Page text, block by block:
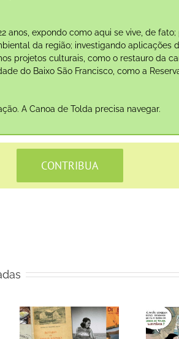
anos, expondo como aqui se vive, de
da região; investigando aplicações
projetos culturais, como o restauro da
do Baixo São Francisco, como a
A Canoa de Tolda precisa navegar.
CONTRIBUA